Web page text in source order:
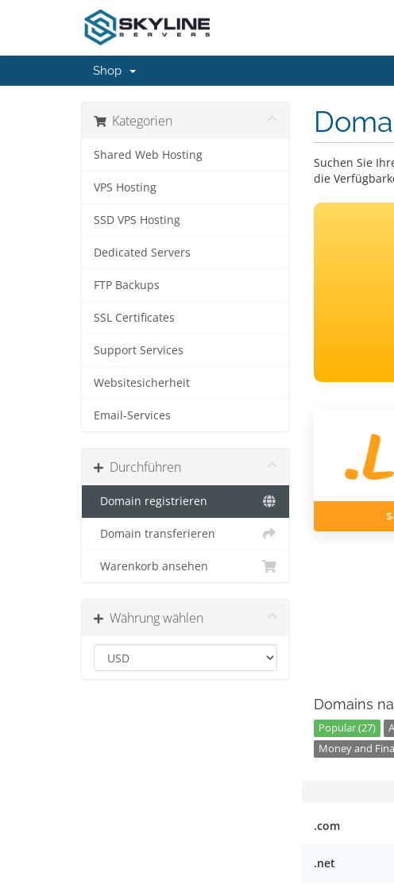
Shop
Kategorien
Shared Web Hosting
VPS Hosting
SSD VPS Hosting
Dedicated Servers
FTP Backups
SSL Certificates
Support Services
Websitesicherheit
Email-Services
Durchführen
Domain registrieren
Domain transferieren
Warenkorb ansehen
Währung wählen
Suchen Sie
die
Domains
Popular (27)
Money and
.com
.net